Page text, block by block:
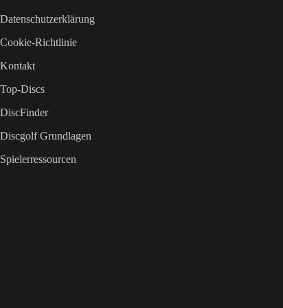
Datenschutzerklärung
Cookie-Richtlinie
Kontakt
Top-Discs
DiscFinder
Discgolf Grundlagen
Spielerressourcen